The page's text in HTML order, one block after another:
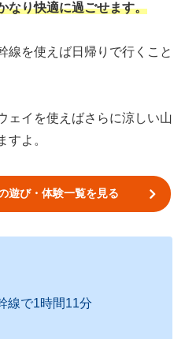
なり快適に過ごせます。
線を使えば日帰りで行くこと
ェイを使えばさらに涼しい山
すよ。
遊び・体験一覧を見る
線で1時間11分